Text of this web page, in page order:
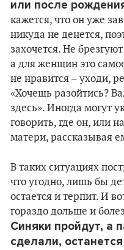
или после
кажется, что он уже
никуда не денется,
захочется. Не
а для женщин это
не нравится – уходи,
«Хочешь разойтись?
здесь». Иногда могут
говорить, где он, или
матери, рассказывая
В таких ситуациях
что угодно, лишь бы
остается и терпит. И
гораздо дольше и
Синяки пройдут, а
сделали,